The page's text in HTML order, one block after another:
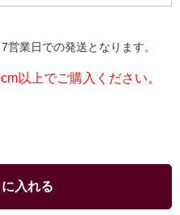
業日での発送となります。
以上でご購入ください。
入れる